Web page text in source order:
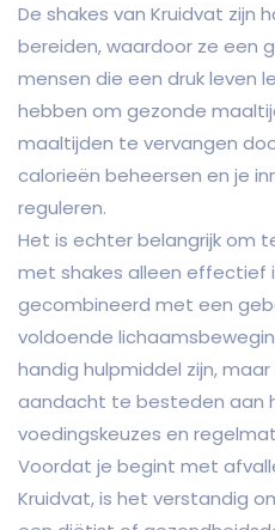
De shakes van Kruidvat zijn
bereiden, waardoor ze een
mensen die een druk leven
hebben om gezonde
maaltijden te vervangen
calorieën beheersen en je
reguleren.
Het is echter belangrijk om
met shakes alleen effectief
gecombineerd met een
voldoende
handig hulpmiddel zijn,
aandacht te besteden aan
voedingskeuzes en
Voordat je begint met
Kruidvat, is het verstandig